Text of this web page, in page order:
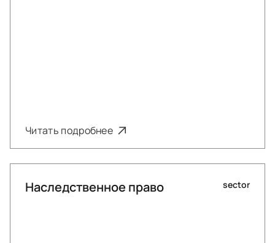
Читать подробнее
Наследственное право sector